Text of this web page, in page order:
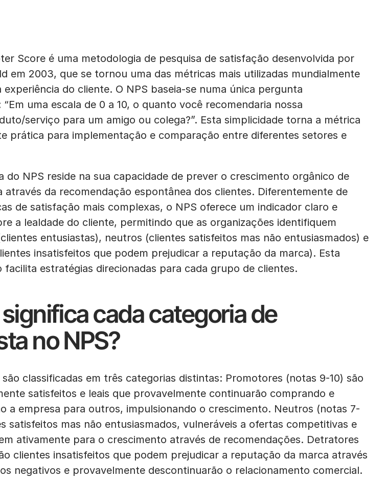
Score é uma metodologia de pesquisa de satisfação desenvolvida por
em 2003, que se tornou uma das métricas mais utilizadas mundialmente
experiência do cliente. O NPS baseia-se numa única pergunta
uma escala de 0 a 10, o quanto você recomendaria nossa
serviço para um amigo ou colega?”. Esta simplicidade torna a métrica
prática para implementação e comparação entre diferentes setores e
do NPS reside na sua capacidade de prever o crescimento orgânico de
através da recomendação espontânea dos clientes. Diferentemente de
de satisfação mais complexas, o NPS oferece um indicador claro e
a lealdade do cliente, permitindo que as organizações identifiquem
entusiastas), neutros (clientes satisfeitos mas não entusiasmados) e
insatisfeitos que podem prejudicar a reputação da marca). Esta
facilita estratégias direcionadas para cada grupo de clientes.
cada categoria de
no NPS?
classificadas em três categorias distintas: Promotores (notas 9-10) são
satisfeitos e leais que provavelmente continuarão comprando e
a empresa para outros, impulsionando o crescimento. Neutros (notas 7-
satisfeitos mas não entusiasmados, vulneráveis a ofertas competitivas e
ativamente para o crescimento através de recomendações. Detratores
clientes insatisfeitos que podem prejudicar a reputação da marca através
negativos e provavelmente descontinuarão o relacionamento comercial.